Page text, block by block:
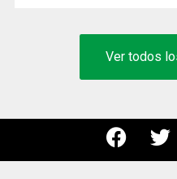
Ver todos